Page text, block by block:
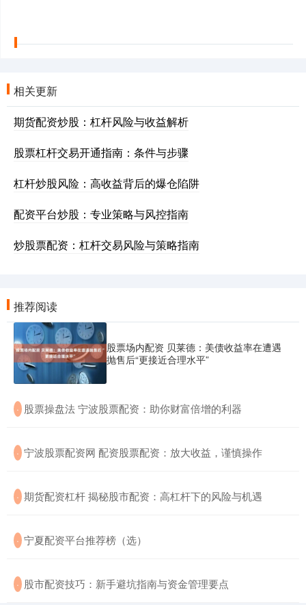
相关更新
期货配资炒股：杠杆风险与收益解析
股票杠杆交易开通指南：条件与步骤
杠杆炒股风险：高收益背后的爆仓陷阱
配资平台炒股：专业策略与风控指南
炒股票配资：杠杆交易风险与策略指南
推荐阅读
股票场内配资 贝莱德：美债收益率在遭遇
抛售后“更接近合理水平”
· ​股票操盘法 宁波股票配资：助你财富倍增的利器
· ​宁波股票配资网 配资股票配资：放大收益，谨慎操作
· ​期货配资杠杆 揭秘股市配资：高杠杆下的风险与机遇
· ​宁夏配资平台推荐榜（选）
· ​股市配资技巧：新手避坑指南与资金管理要点